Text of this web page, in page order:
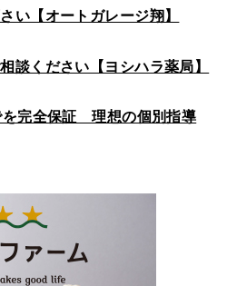
い【オートガレージ翔】
談ください【ヨシハラ薬局】
完全保証 理想の個別指導